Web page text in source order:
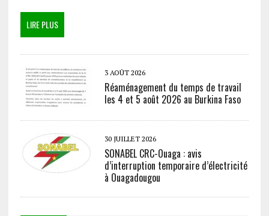
LIRE PLUS
3 AOÛT 2026
Réaménagement du temps de travail
les 4 et 5 août 2026 au Burkina Faso
30 JUILLET 2026
SONABEL CRC-Ouaga : avis
d’interruption temporaire d’électricité
à Ouagadougou